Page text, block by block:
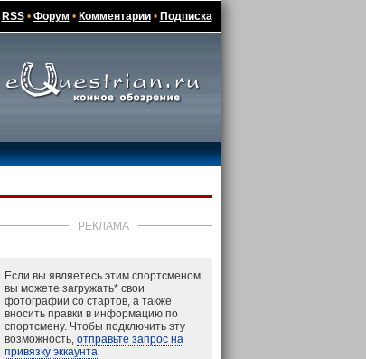
RSS• Форум • Комментарии• Подписка
РЕКЛАМА
Если вы являетесь этим спортсменом,
вы можете загружать*свои
фотографии со стартов, а также
вносить правки в информацию по
спортсмену. Чтобы подключить эту
возможность, отправьте запрос на
привязку эккаунта